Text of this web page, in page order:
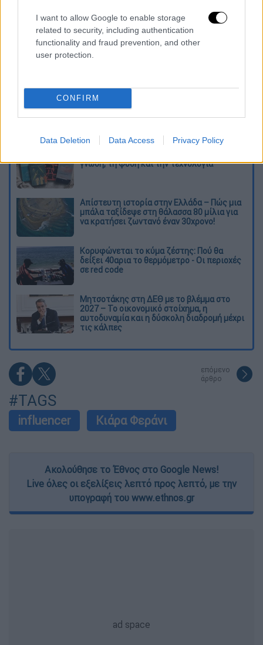
I want to allow Google to enable storage
related to security, including authentication
functionality and fraud prevention, and other
user protection.
CONFIRM
Data Deletion Data Access Privacy Policy
Η influencer, που αγαπά ιδιαίτερα τη χώρα
επισκέπτεται την Ελλάδα από μικρή
ηλικία μαζί με τις αδελφές της
διακοπές στη Μύκονο, δείχνοντας τη διαρκή
σχέση της με τα ελληνικά νησιά.
γνώση, τη φύση και την τεχνολογία
Απίστευτη ιστορία στην Ελλάδα – Πώς μια
μπάλα ταξίδεψε στη θάλασσα 80 μίλια για
να κρατήσει ζωντανό έναν 30χρονο!
Κορυφώνεται το κύμα ζέστης: Πού θα
δείξει 40αρια το θερμόμετρο - Οι περιοχές
σε red code
Μητσοτάκης στη ΔΕΘ με το βλέμμα στο
2027 – Το οικονομικό στοίχημα, η
αυτοδυναμία και η δύσκολη διαδρομή μέχρι
τις κάλπες
επόμενο
άρθρο
#TAGS
influencer Κιάρα Φεράνι
Ακολούθησε το Έθνος στο Google News!
Live όλες οι εξελίξεις λεπτό προς λεπτό, με την
υπογραφή του www.ethnos.gr